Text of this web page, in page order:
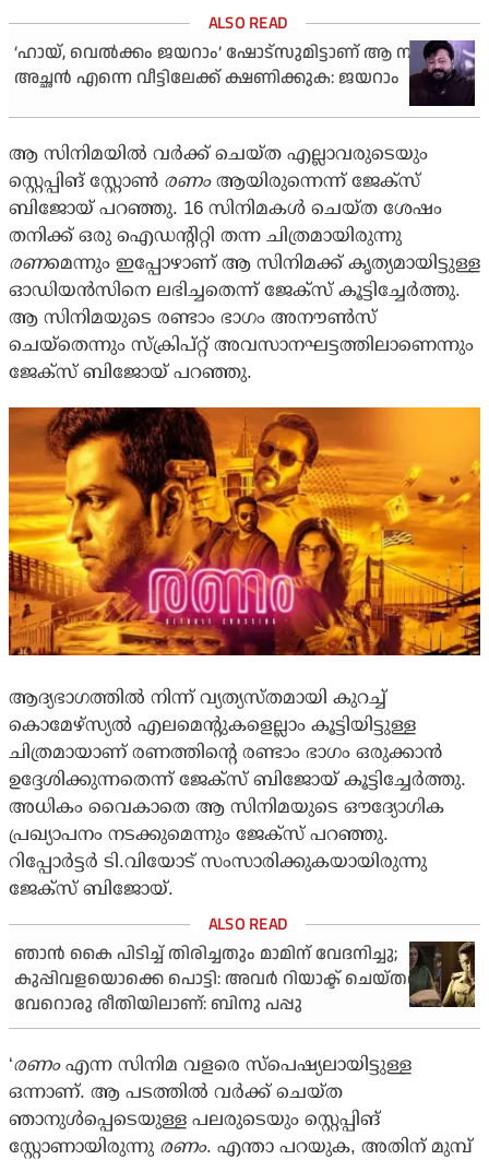
‘ഹായ്, വെല്‍ക്കം ജയറാം’ ഷോട്‌സുമിട്ടാണ് ആ നടന്റെ
അച്ഛന്‍ എന്നെ വീട്ടിലേക്ക് ക്ഷണിക്കുക: ജയറാം
ആ സിനിമയില്‍ വര്‍ക്ക് ചെയ്ത എല്ലാവരുടെയും
സ്റ്റെപ്പിങ് സ്റ്റോണ്‍ രണംആയിരുന്നെന്ന് ജേക്‌സ്
ബിജോയ് പറഞ്ഞു. 16 സിനിമകള്‍ ചെയ്ത ശേഷം
തനിക്ക് ഒരു ഐഡന്റിറ്റി തന്ന ചിത്രമായിരുന്നു
രണമെന്നും ഇപ്പോഴാണ് ആ സിനിമക്ക് കൃത്യമായിട്ടുള്ള
ഓഡിയന്‍സിനെ ലഭിച്ചതെന്ന് ജേക്‌സ് കൂട്ടിച്ചേര്‍ത്തു.
ആ സിനിമയുടെ രണ്ടാം ഭാഗം അനൗണ്‍സ്
ചെയ്‌തെന്നും സ്‌ക്രിപ്റ്റ് അവസാനഘട്ടത്തിലാണെന്നും
ജേക്‌സ് ബിജോയ് പറഞ്ഞു.
ആദ്യഭാഗത്തില്‍ നിന്ന് വ്യത്യസ്തമായി കുറച്ച്
കൊമേഴ്‌സ്യല്‍ എലമെന്റുകളെല്ലാം കൂട്ടിയിട്ടുള്ള
ചിത്രമായാണ് രണത്തിന്റെ രണ്ടാം ഭാഗം ഒരുക്കാന്‍
ഉദ്ദേശിക്കുന്നതെന്ന് ജേക്‌സ് ബിജോയ് കൂട്ടിച്ചേര്‍ത്തു.
അധികം വൈകാതെ ആ സിനിമയുടെ ഔദ്യോഗിക
പ്രഖ്യാപനം നടക്കുമെന്നും ജേക്‌സ് പറഞ്ഞു.
റിപ്പോര്‍ട്ടര്‍ ടി.വിയോട് സംസാരിക്കുകയായിരുന്നു
ജേക്‌സ് ബിജോയ്.
ഞാന്‍ കൈ പിടിച്ച് തിരിച്ചതും മാമിന് വേദനിച്ചു;
കുപ്പിവളയൊക്കെ പൊട്ടി: അവര്‍ റിയാക്ട് ചെയ്തത്
വേറൊരു രീതിയിലാണ്: ബിനു പപ്പു
‘രണംഎന്ന സിനിമ വളരെ സ്‌പെഷ്യലായിട്ടുള്ള
ഒന്നാണ്. ആ പടത്തില്‍ വര്‍ക്ക് ചെയ്ത
ഞാനുള്‍പ്പെടെയുള്ള പലരുടെയും സ്റ്റെപ്പിങ്
സ്റ്റോണായിരുന്നു രണം. എന്താ പറയുക, അതിന് മുമ്പ്